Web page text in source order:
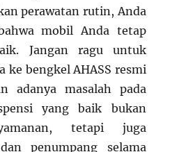
perawatan rutin, Anda
mobil Anda tetap
Jangan ragu untuk
ke bengkel AHASS resmi
adanya masalah pada
yang baik bukan
tetapi juga
penumpang selama